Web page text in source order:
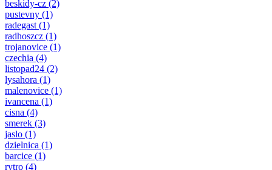
beskidy-cz (2)
pustevny (1)
radegast (1)
radhoszcz (1)
trojanovice (1)
czechia (4)
listopad24 (2)
lysahora (1)
malenovice (1)
ivancena (1)
cisna (4)
smerek (3)
jaslo (1)
dzielnica (1)
barcice (1)
rytro (4)